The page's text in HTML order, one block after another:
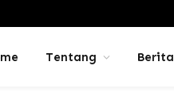
Tentang Berita